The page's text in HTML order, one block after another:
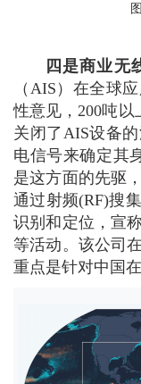
四是商业无
（AIS）在全球
性意见，200吨
关闭了AIS设备
电信号来确定其
是这方面的先驱
通过射频(RF)搜
识别和定位，宣
等活动。该公司
重点是针对中国